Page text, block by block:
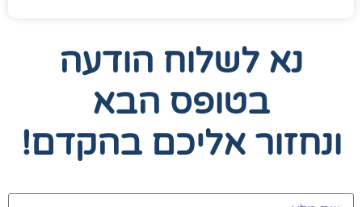
נא לשלוח הודעה
בטופס הבא
ונחזור אליכם בהקדם!